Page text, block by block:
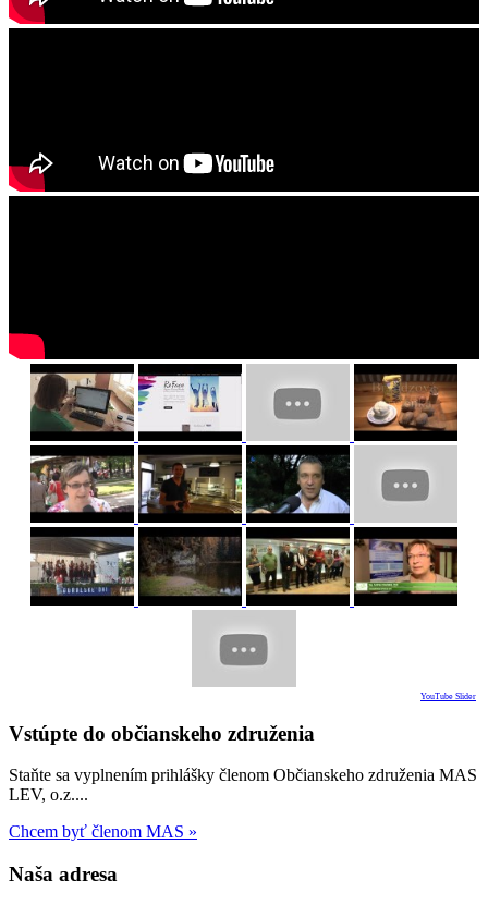
YouTube Slider
Vstúpte do občianskeho združenia
Staňte sa vyplnením prihlášky členom Občianskeho združenia MAS
LEV, o.z....
Chcem byť členom MAS »
Naša adresa